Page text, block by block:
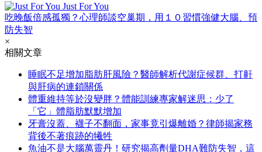
Just For You
吃晚飯倍感孤獨？心理師談空巢期，用１０習慣強健大腦、預
防失智
×
相關文章
睡眠不足增加脂肪肝風險？醫師解析代謝症候群、打鼾
與肝病的連鎖關係
體重維持等於沒變胖？體能訓練專家解迷思：少了
「它」體脂肪默默增加
牙膏沒蓋、襪子不翻面，家事竟引爆離婚？律師揭家務
背後不著痕跡的犧牲
魚油不是大腦萬靈丹！研究揭高劑量DHA難防失智，這